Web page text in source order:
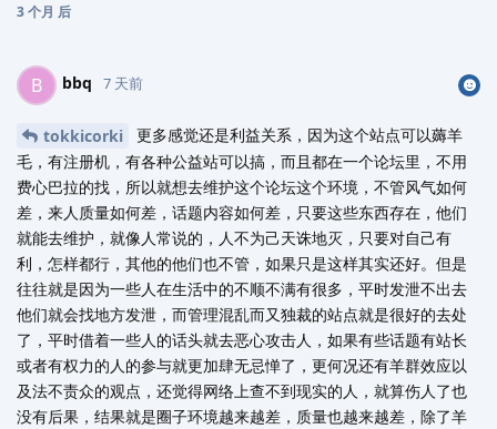
3 个月 后
B bbq 7 天前
tokkicorki
更多感觉还是利益关系，因为这个站点可以薅羊
毛，有注册机，有各种公益站可以搞，而且都在一个论坛里，不用
费心巴拉的找，所以就想去维护这个论坛这个环境，不管风气如何
差，来人质量如何差，话题内容如何差，只要这些东西存在，他们
就能去维护，就像人常说的，人不为己天诛地灭，只要对自己有
利，怎样都行，其他的他们也不管，如果只是这样其实还好。但是
往往就是因为一些人在生活中的不顺不满有很多，平时发泄不出去
他们就会找地方发泄，而管理混乱而又独裁的站点就是很好的去处
了，平时借着一些人的话头就去恶心攻击人，如果有些话题有站长
或者有权力的人的参与就更加肆无忌惮了，更何况还有羊群效应以
及法不责众的观点，还觉得网络上查不到现实的人，就算伤人了也
没有后果，结果就是圈子环境越来越差，质量也越来越差，除了羊